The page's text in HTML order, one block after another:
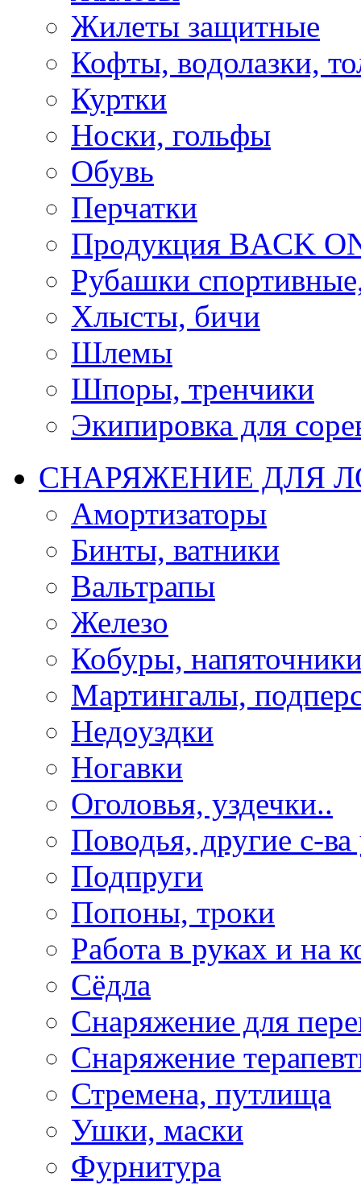
Жилеты защитные
Кофты, водолазки,
Куртки
Носки, гольфы
Обувь
Перчатки
Продукция BACK
Рубашки
Хлысты, бичи
Шлемы
Шпоры, тренчики
Экипировка для
СНАРЯЖЕНИЕ ДЛЯ
Амортизаторы
Бинты, ватники
Вальтрапы
Железо
Кобуры,
Мартингалы,
Недоуздки
Ногавки
Оголовья, уздечки..
Поводья, другие с-
Подпруги
Попоны, троки
Работа в руках и на
Сёдла
Снаряжение для
Снаряжение
Стремена, путлища
Ушки, маски
Фурнитура